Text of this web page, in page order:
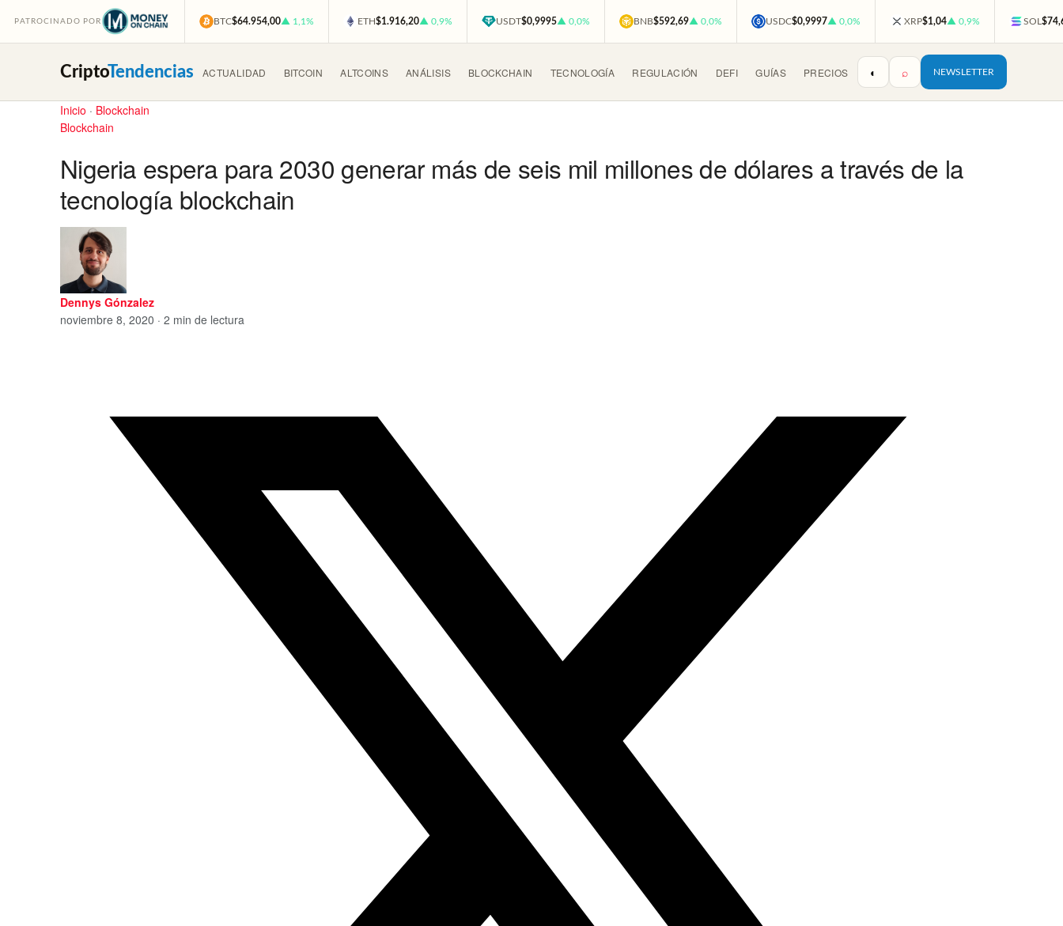
PATROCINADO POR BTC$64.954,00▲ 1,1% ETH$1.916,20▲ 0,9% USDT$0,9995▲ 0,0% BNB$592,69▲ 0,0% USDC$0,9997▲ 0,0% XRP$1,04▲ 0,9% SOL
CriptoTendencias ACTUALIDAD BITCOIN ALTCOINS ANÁLISIS BLOCKCHAIN TECNOLOGÍA REGULACIÓN DEFI GUÍAS PRECIOS ◐ ⌕ NEWSLETTER
Inicio · Blockchain
Blockchain
Nigeria espera para 2030 generar más de seis mil millones de dólares a través de la
tecnología blockchain
Dennys Gónzalez
noviembre 8, 2020 · 2 min de lectura